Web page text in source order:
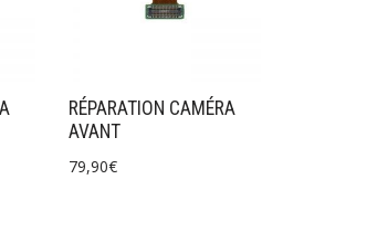
RÉPARATION CAMÉRA
AVANT
79,90€